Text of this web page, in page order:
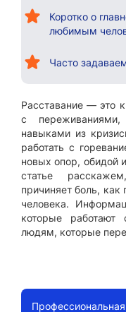
Коротко о
любимым
Часто
Расставание — это
с
навыками из
работать с
новых опор, обидой
статье
причиняет боль, как
человека.
которые
людям, которые